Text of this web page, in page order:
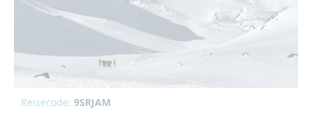
Reisecode: 9SRJAM